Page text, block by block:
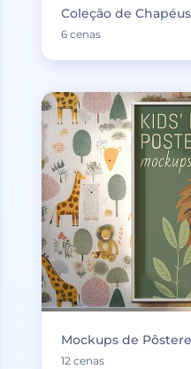
Coleção de
6 cenas
Mockups de
12 cenas